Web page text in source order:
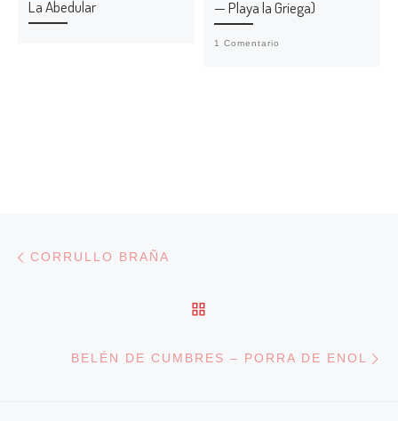
La Abedular
— Playa la Griega)
1 Comentario
Navegación de entradas
CORRULLO BRAÑA
BELÉN DE CUMBRES – PORRA DE ENOL